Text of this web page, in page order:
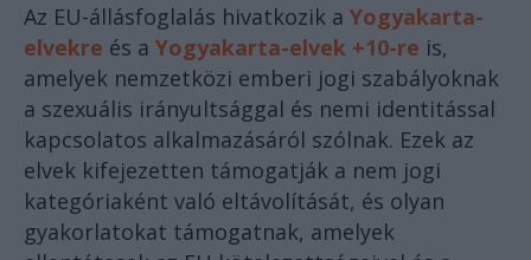
Az EU-állásfoglalás hivatkozik a Yogyakarta-
elvekre és a Yogyakarta-elvek +10-re is,
amelyek nemzetközi emberi jogi szabályoknak
a szexuális irányultsággal és nemi identitással
kapcsolatos alkalmazásáról szólnak. Ezek az
elvek kifejezetten támogatják a nem jogi
kategóriaként való eltávolítását, és olyan
gyakorlatokat támogatnak, amelyek